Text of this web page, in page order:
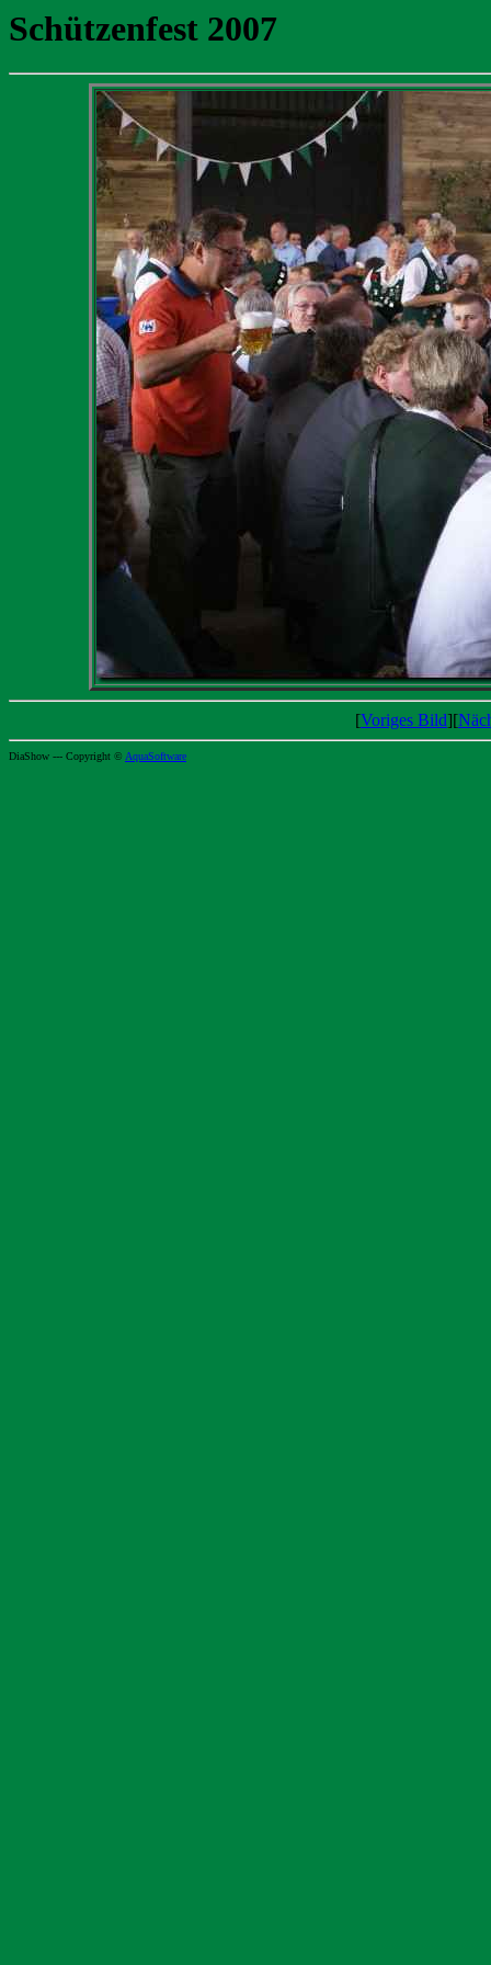
Schützenfest 2007
[Voriges Bild][
DiaShow --- Copyright © AquaSoftware